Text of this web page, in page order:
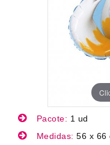
Pacote: 1 ud
Medidas: 56 x 66